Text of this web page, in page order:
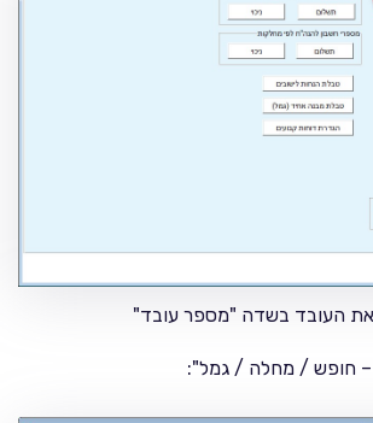
את העובד בשדה "מספר עובד"